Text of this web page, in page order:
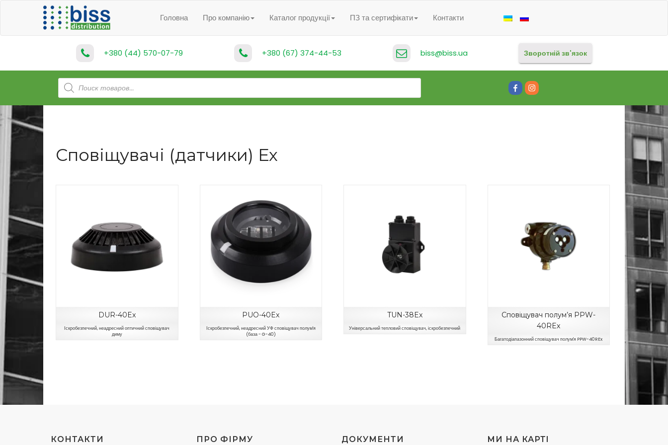
Головна Про компанію Каталог продукції ПЗ та сертифікати Контакти
+380 (44) 570-07-79 +380 (67) 374-44-53 biss@biss.ua Зворотній зв'язок
Products
search
FacebookInstagram
Сповіщувачі (датчики) Ex
DUR-40Ex
Іскробезпечний, неадресний оптичний сповіщувач
диму
PUO-40Ex
Іскробезпечний, неадресний УФ сповіщувач полум'я
(база - G-40)
TUN-38Ex
Універсальний тепловий сповіщувач, іскробезпечний
Сповіщувач полум’я PPW-
40REx
Багатодіапазонний сповіщувач полум'я PPW-40REx
КОНТАКТИ ПРО ФІРМУ ДОКУМЕНТИ МИ НА КАРТI